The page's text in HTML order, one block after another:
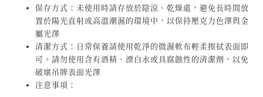
保存方式：未使用時請存放於陰涼、乾燥處，避免長時間放
置於陽光直射或高溫潮濕的環境中，以保持壓克力色澤與金
屬光澤
清潔方式：日常保養請使用乾淨的微濕軟布輕柔擦拭表面即
可。請勿使用含有酒精、漂白水或具腐蝕性的清潔劑，以免
破壞吊牌表面光澤
注意事項：